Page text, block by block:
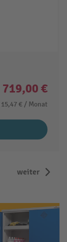
719,00 €
15,47 € / Monat
weiter